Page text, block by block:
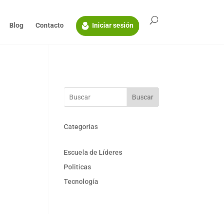
Blog Contacto Iniciar sesión
Buscar
Categorías
Escuela de Líderes
Politicas
Tecnología